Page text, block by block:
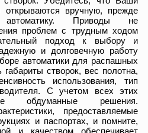
открываются вручную, прежде
Приводы не
проблем с трудным ходом
подход к выбору и
и долговечную работу
автоматики для распашных
габариты створок, вес полотна,
использования, тип
С учетом всех этих
обдуманные решения.
предоставляемые
и паспортах, и помните,
и качеством обеспечивает